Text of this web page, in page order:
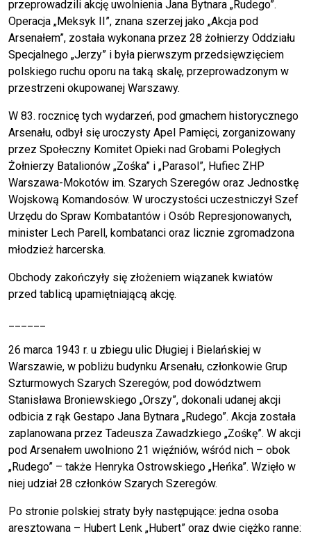
przeprowadzili akcję uwolnienia Jana Bytnara „Rudego”.
Operacja „Meksyk II”, znana szerzej jako „Akcja pod
Arsenałem”, została wykonana przez 28 żołnierzy Oddziału
Specjalnego „Jerzy” i była pierwszym przedsięwzięciem
polskiego ruchu oporu na taką skalę, przeprowadzonym w
przestrzeni okupowanej Warszawy.
W 83. rocznicę tych wydarzeń, pod gmachem historycznego
Arsenału, odbył się uroczysty Apel Pamięci, zorganizowany
przez Społeczny Komitet Opieki nad Grobami Poległych
Żołnierzy Batalionów „Zośka” i „Parasol”, Hufiec ZHP
Warszawa-Mokotów im. Szarych Szeregów oraz Jednostkę
Wojskową Komandosów. W uroczystości uczestniczył Szef
Urzędu do Spraw Kombatantów i Osób Represjonowanych,
minister Lech Parell, kombatanci oraz licznie zgromadzona
młodzież harcerska.
Obchody zakończyły się złożeniem wiązanek kwiatów
przed tablicą upamiętniającą akcję.
26 marca 1943 r. u zbiegu ulic Długiej i Bielańskiej w
Warszawie, w pobliżu budynku Arsenału, członkowie Grup
Szturmowych Szarych Szeregów, pod dowództwem
Stanisława Broniewskiego „Orszy”, dokonali udanej akcji
odbicia z rąk Gestapo Jana Bytnara „Rudego”. Akcja została
zaplanowana przez Tadeusza Zawadzkiego „Zośkę”. W akcji
pod Arsenałem uwolniono 21 więźniów, wśród nich – obok
„Rudego” – także Henryka Ostrowskiego „Heńka”. Wzięło w
niej udział 28 członków Szarych Szeregów.
Po stronie polskiej straty były następujące: jedna osoba
aresztowana – Hubert Lenk „Hubert” oraz dwie ciężko ranne: